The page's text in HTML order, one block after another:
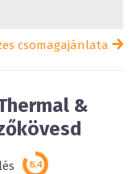
csomagajánlata
&